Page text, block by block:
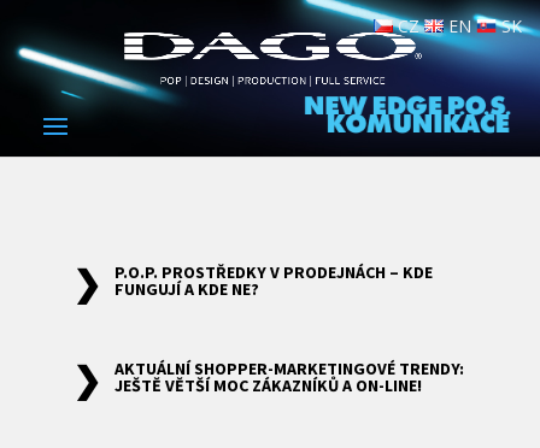
CZ EN SK
P.O.P. PROSTŘEDKY V PRODEJNÁCH – KDE
FUNGUJÍ A KDE NE?
AKTUÁLNÍ SHOPPER-MARKETINGOVÉ TRENDY:
JEŠTĚ VĚTŠÍ MOC ZÁKAZNÍKŮ A ON-LINE!